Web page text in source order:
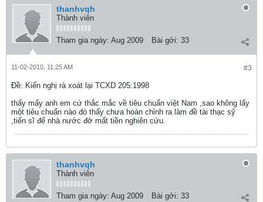
thanhvqh
Thành viên
Tham gia ngày: Aug 2009 Bài gởi: 33
#3
11-02-2010, 11:25 AM
Ðề: Kiến nghị rà xoát lại TCXD 205:1998
thấy mấy anh em cứ thắc mắc về tiêu chuẩn việt Nam ,sao không lấy
một tiêu chuẩn nào đó thấy chưa hoàn chỉnh ra làm đề tài thạc sỹ
,tiến sĩ để nhà nước đở mất tiền nghiên cứu.
thanhvqh
Thành viên
Tham gia ngày: Aug 2009 Bài gởi: 33